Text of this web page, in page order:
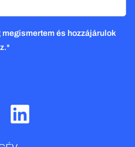
megismertem és hozzájárulok